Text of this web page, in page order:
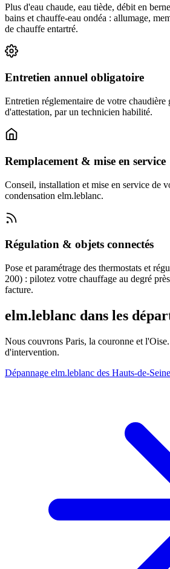
Plus d'eau chaude, eau tiède, débit en
bains et chauffe-eau ondéa : allumage,
de chauffe entartré.
Entretien annuel obligatoire
Entretien réglementaire de votre chaudière
d'attestation, par un technicien habilité.
Remplacement & mise en service
Conseil, installation et mise en service de
condensation elm.leblanc.
Régulation & objets connectés
Pose et paramétrage des thermostats et
200) : pilotez votre chauffage au degré
facture.
elm.leblanc dans les
Nous couvrons Paris, la couronne et
d'intervention.
Dépannage elm.leblanc des Hauts-de-Seine